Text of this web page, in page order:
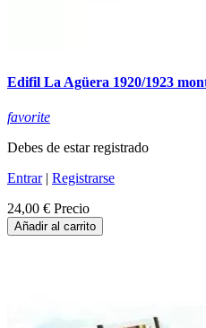
Edifil La Agüera 1920/1923
favorite
Debes de estar registrado
Entrar| Registrarse
24,00 € Precio
Añadir al carrito